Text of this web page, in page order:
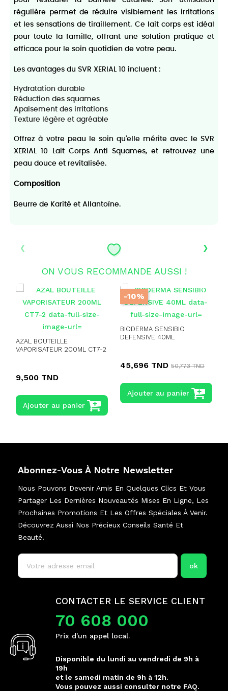
régulière permet de réduire visiblement les irritations
et les sensations de tiraillement. Ce lait corps est idéal
pour toute la famille, offrant une solution pratique et
efficace pour le soin quotidien de votre peau.
Les avantages du SVR XERIAL 10 incluent :
Hydratation durable
Réduction des squames
Apaisement des irritations
Texture légère et agréable
Offrez à votre peau le soin qu'elle mérite avec le SVR
XERIAL 10 Lait Corps Anti Squames, et retrouvez une
peau douce et revitalisée.
Composition
Beurre de Karité et Allantoïne.
ON VOUS RECOMMANDE AUSSI !
AZAL BOUTEILLE
VAPORISATEUR 200ML CT7-2
9,500 TND
Ajouter au panier
-10%
BIODERMA SENSIBIO
DEFENSIVE 40ML
45,696 TND 50,773 TND
Ajouter au panier
‹ ›
Abonnez-Vous À Notre Newsletter
Nous Pouvons Devenir Amis En Quelques Clics Et Vous
Partager Les Dernières Nouveautés Mises En Ligne, Les
Prochaines Promotions Et Les Offres Spéciales À Venir.
Découvrez Aussi Nos Précieux Conseils Santé Et
Beauté.
CONTACTER LE SERVICE CLIENT
70 608 000
Prix d'un appel local.
Disponible du lundi au vendredi de 9h à
19h
et le samedi matin de 9h à 12h.
Vous pouvez aussi consulter notre FAQ.